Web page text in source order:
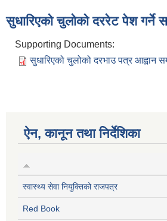
सुधारिएको चुलोको दररेट पेश गर्ने
Supporting Documents:
सुधारिएको चुलोको दरभाउ पत्र आह्वान
ऐन, कानून तथा निर्देशिका
स्वास्थ्य सेवा नियुक्तिको राजपत्र
Red Book